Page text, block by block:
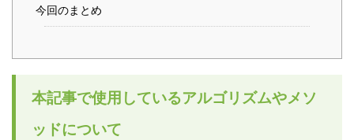
今回のまとめ
本記事で使用しているアルゴリズムやメソ
ッドについて